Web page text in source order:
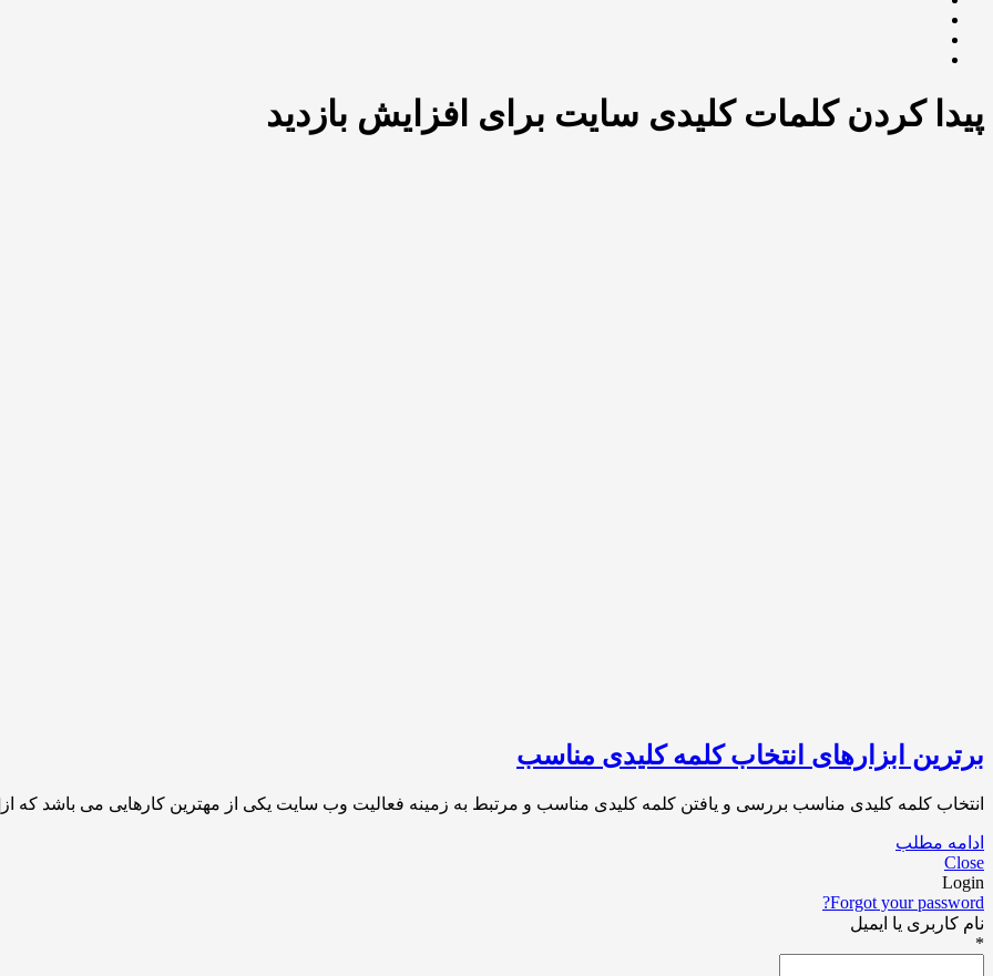
پیدا کردن کلمات کلیدی سایت برای افزایش بازدید
برترین ابزارهای انتخاب کلمه کلیدی مناسب
انتخاب کلمه کلیدی مناسب بررسی و یافتن کلمه کلیدی مناسب و مرتبط به زمینه فعالیت وب سایت یکی از مهترین کارهایی می باشد که
ادامه مطلب
Close
Login
Forgot your password?
نام کاربری یا ایمیل
*